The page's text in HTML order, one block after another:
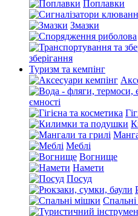
Поплавки
Змазки
зберігання
Туризм та кемпінг
ємності
Меблі
Вогнище
Намети
Посуд